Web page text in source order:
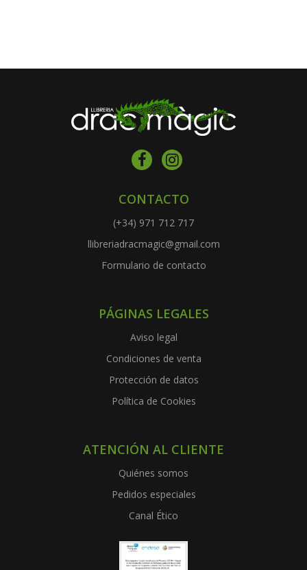
CONTACTO
(+34) 971 712 717
llibreriadracmagic@gmail.com
Formulario de contacto
PÁGINAS LEGALES
Aviso legal
Condiciones de venta
Protección de datos
Política de Cookies
ATENCIÓN AL CLIENTE
Quiénes somos
Pedidos especiales
Canal Ético